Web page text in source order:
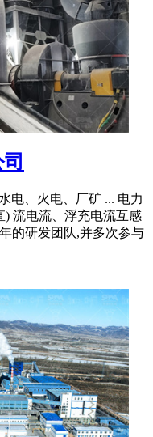
电、火电、厂矿 ... 电力
) 流电流、浮充电流互感
的研发团队,并多次参与